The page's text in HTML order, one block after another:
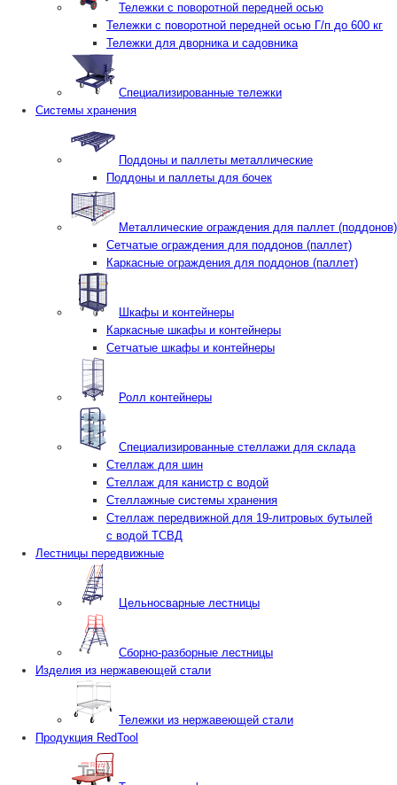
Тележки с поворотной передней осью
Тележки с поворотной передней осью Г/п до 600 кг
Тележки для дворника и садовника
Специализированные тележки
Системы хранения
Поддоны и паллеты металлические
Поддоны и паллеты для бочек
Металлические ограждения для паллет (поддонов)
Сетчатые ограждения для поддонов (паллет)
Каркасные ограждения для поддонов (паллет)
Шкафы и контейнеры
Каркасные шкафы и контейнеры
Сетчатые шкафы и контейнеры
Ролл контейнеры
Специализированные стеллажи для склада
Стеллаж для шин
Стеллаж для канистр с водой
Стеллажные системы хранения
Стеллаж передвижной для 19-литровых бутылей
с водой ТСВД
Лестницы передвижные
Цельносварные лестницы
Сборно-разборные лестницы
Изделия из нержавеющей стали
Тележки из нержавеющей стали
Продукция RedTool